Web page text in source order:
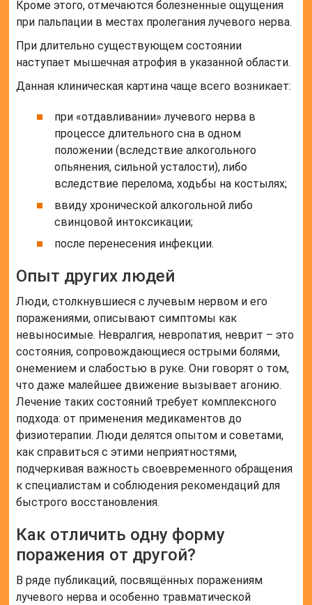
Кроме этого, отмечаются болезненные ощущения
при пальпации в местах пролегания лучевого нерва.
При длительно существующем состоянии
наступает мышечная атрофия в указанной области.
Данная клиническая картина чаще всего возникает:
при «отдавливании» лучевого нерва в
процессе длительного сна в одном
положении (вследствие алкогольного
опьянения, сильной усталости), либо
вследствие перелома, ходьбы на костылях;
ввиду хронической алкогольной либо
свинцовой интоксикации;
после перенесения инфекции.
Опыт других людей
Люди, столкнувшиеся с лучевым нервом и его
поражениями, описывают симптомы как
невыносимые. Невралгия, невропатия, неврит – это
состояния, сопровождающиеся острыми болями,
онемением и слабостью в руке. Они говорят о том,
что даже малейшее движение вызывает агонию.
Лечение таких состояний требует комплексного
подхода: от применения медикаментов до
физиотерапии. Люди делятся опытом и советами,
как справиться с этими неприятностями,
подчеркивая важность своевременного обращения
к специалистам и соблюдения рекомендаций для
быстрого восстановления.
Как отличить одну форму
поражения от другой?
В ряде публикаций, посвящённых поражениям
лучевого нерва и особенно травматической